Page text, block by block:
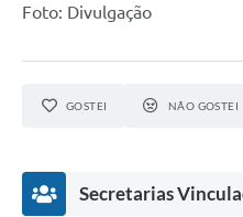
Foto: Divulgação
GOSTEI NÃO GOSTEI
Secretarias